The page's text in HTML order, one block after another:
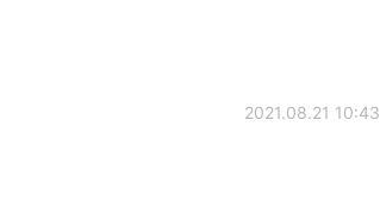
2021.08.21 10:43